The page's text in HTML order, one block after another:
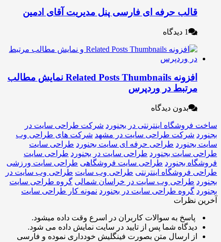
حرفه ای فارسی پنل مدیریت آقای ادمین
افزونه Related Posts Thumbnails نمایش مطالب
در وردپرس
بدون دیدگاه
اینترنتی در بجنورد
شرکت طراحی سایت در
شرکت طراحی سایت در مشهد شرکت های طراحی وب
طراحی حرفه ای سایت بجنورد طراحی سایت
بجنورد طراحی سایت در بجنورد
طراحی سایت
بجنورد طراحی سایت فروشگاهی طراحی سایت ورزشی
اینترنتی طراحی وب سایت طراحی وب سایت در
طراحی وب سایت در خراسان شمالی گروه طراحی سایت
گروه طراحی سایت در بجنورد
نمونه کار طراحی سایت
به سوالات کاربران در اسرع وقت داده میشود.
شما پس از تایید در سایت نمایش داده می شود.
ارسال متن بصورت فینگلیش خودداری نموده و فارسی